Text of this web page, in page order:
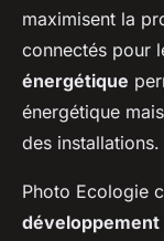
maximisent la
connectés pour
énergétique
énergétique
des installations.
Photo Ecologie
développement